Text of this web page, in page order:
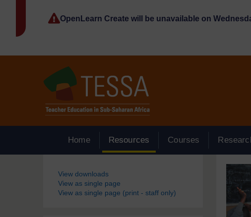
OpenLearn Create will be unavailable on
Home Resources Courses
Blocs
View downloads
View as single page
View as single page (print - staff only)